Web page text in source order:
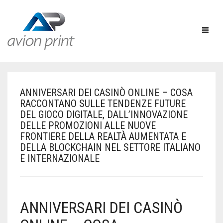
HOME
PRODUCTS
PRINT PRODUCTS
BUSINESS CARDS
FLYERS / BROCHURES
LARGE FORMAT
OUTDOOR BANNERS
EASELS
OTHER PRODUCTS
HOW TO GET A QUOTE
CUSTOM QUOTE
TEMPLATES
ANNIVERSARI DEI CASINÒ ONLINE – COSA
RACCONTANO SULLE TENDENZE FUTURE
DEL GIOCO DIGITALE, DALL’INNOVAZIONE
DELLE PROMOZIONI ALLE NUOVE
FRONTIERE DELLA REALTÀ AUMENTATA E
DELLA BLOCKCHAIN NEL SETTORE ITALIANO
E INTERNAZIONALE
ANNIVERSARI DEI CASINÒ